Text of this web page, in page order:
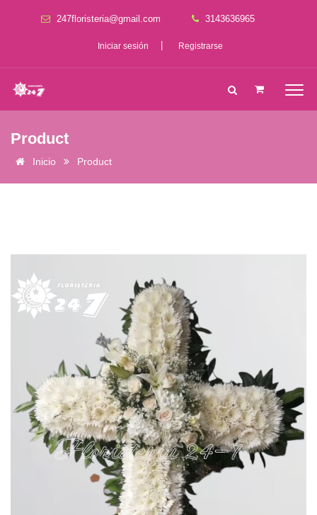
247floristeria@gmail.com 3143636965
Iniciar sesión Registrarse
Product
Inicio Product